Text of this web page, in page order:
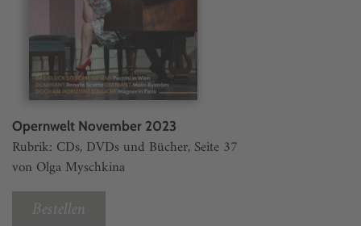
Opernwelt November 2023
Rubrik: CDs, DVDs und Bücher, Seite 37
von Olga Myschkina
Bestellen